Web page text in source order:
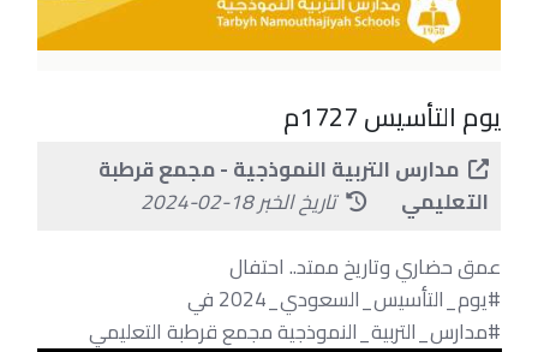
يوم التأسيس 1727م
مدارس التربية النموذجية - مجمع قرطبة
التعليمي
تاريخ الخبر 18-02-2024
عمق حضاري وتاريخ ممتد.. احتفال
#يوم_التأسيس_السعودي_2024 في
#مدارس_التربية_النموذجية مجمع قرطبة التعليمي